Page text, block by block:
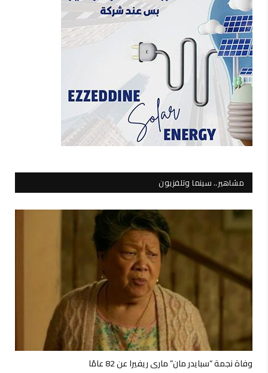
مشاهير.. سينما وتلفزيون
وفاة نجمة “سبايدر مان” ماري ريفيرا عن 82 عامًا